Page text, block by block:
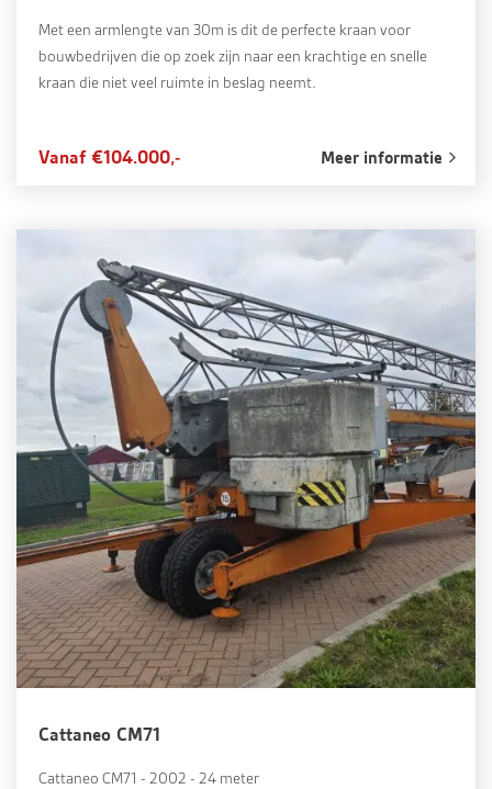
Met een armlengte van 30m is dit de perfecte kraan voor
bouwbedrijven die op zoek zijn naar een krachtige en snelle
kraan die niet veel ruimte in beslag neemt.
Vanaf €104.000,- Meer informatie
Cattaneo CM71
Cattaneo CM71 - 2002 - 24 meter